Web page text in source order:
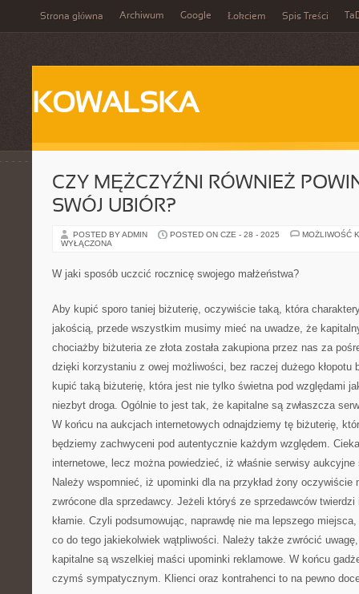
Strona główna Archiwum Google Łokciem Spis Treści
KOWALSKA
CZY MĘŻCZYŹNI RÓWNIEŻ
SWÓJ UBIÓR?
POSTED BY ADMIN POSTED ON CZE - 28 - 2025
MOŻLIWOŚĆ
WYŁĄCZONA
W jaki sposób uczcić rocznicę swojego małżeństwa?
Aby kupić sporo taniej biżuterię, oczywiście taką, która
jakością, przede wszystkim musimy mieć na uwadze, że
chociażby biżuteria ze złota została zakupiona przez nas za
dzięki korzystaniu z owej możliwości, bez raczej dużego kłopotu
kupić taką biżuterię, która jest nie tylko świetna pod względami
niezbyt droga. Ogólnie to jest tak, że kapitalne są zwłaszcza
W końcu na aukcjach internetowych odnajdziemy tę biżuterię,
będziemy zachwyceni pod autentycznie każdym względem.
internetowe, lecz można powiedzieć, iż właśnie serwisy
Należy wspomnieć, iż upominki dla na przykład żony oczywiście
zwrócone dla sprzedawcy. Jeżeli któryś ze sprzedawców twierdzi
kłamie. Czyli podsumowując, naprawdę nie ma lepszego
co do tego jakiekolwiek wątpliwości. Należy także zwrócić
kapitalne są wszelkiej maści upominki reklamowe. W końcu
czymś sympatycznym. Klienci oraz kontrahenci to na pewno